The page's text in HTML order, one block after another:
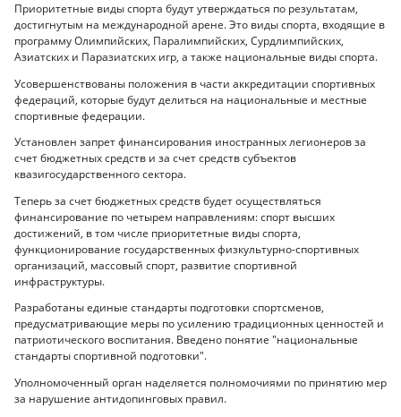
Приоритетные виды спорта будут утверждаться по результатам,
достигнутым на международной арене. Это виды спорта, входящие в
программу Олимпийских, Паралимпийских, Сурдлимпийских,
Азиатских и Паразиатских игр, а также национальные виды спорта.
Усовершенствованы положения в части аккредитации спортивных
федераций, которые будут делиться на национальные и местные
спортивные федерации.
Установлен запрет финансирования иностранных легионеров за
счет бюджетных средств и за счет средств субъектов
квазигосударственного сектора.
Теперь за счет бюджетных средств будет осуществляться
финансирование по четырем направлениям: спорт высших
достижений, в том числе приоритетные виды спорта,
функционирование государственных физкультурно-спортивных
организаций, массовый спорт, развитие спортивной
инфраструктуры.
Разработаны единые стандарты подготовки спортсменов,
предусматривающие меры по усилению традиционных ценностей и
патриотического воспитания. Введено понятие "национальные
стандарты спортивной подготовки".
Уполномоченный орган наделяется полномочиями по принятию мер
за нарушение антидопинговых правил.